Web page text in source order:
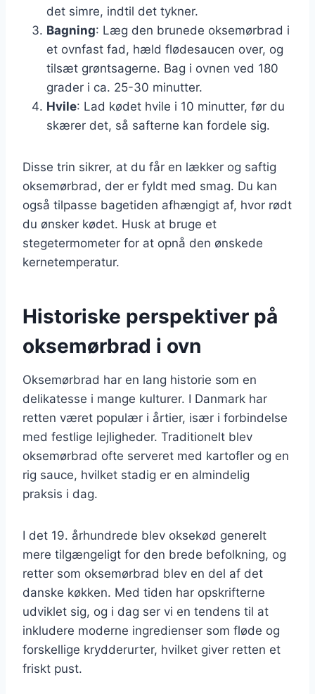
det simre, indtil det tykner.
Bagning: Læg den brunede oksemørbrad i
et ovnfast fad, hæld flødesaucen over, og
tilsæt grøntsagerne. Bag i ovnen ved 180
grader i ca. 25-30 minutter.
Hvile: Lad kødet hvile i 10 minutter, før du
skærer det, så safterne kan fordele sig.
Disse trin sikrer, at du får en lækker og saftig
oksemørbrad, der er fyldt med smag. Du kan
også tilpasse bagetiden afhængigt af, hvor rødt
du ønsker kødet. Husk at bruge et
stegetermometer for at opnå den ønskede
kernetemperatur.
Historiske perspektiver på
oksemørbrad i ovn
Oksemørbrad har en lang historie som en
delikatesse i mange kulturer. I Danmark har
retten været populær i årtier, især i forbindelse
med festlige lejligheder. Traditionelt blev
oksemørbrad ofte serveret med kartofler og en
rig sauce, hvilket stadig er en almindelig
praksis i dag.
I det 19. århundrede blev oksekød generelt
mere tilgængeligt for den brede befolkning, og
retter som oksemørbrad blev en del af det
danske køkken. Med tiden har opskrifterne
udviklet sig, og i dag ser vi en tendens til at
inkludere moderne ingredienser som fløde og
forskellige krydderurter, hvilket giver retten et
friskt pust.